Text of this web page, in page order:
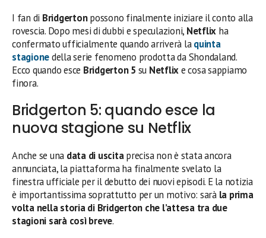
I fan di Bridgertonpossono finalmente iniziare il conto alla
rovescia. Dopo mesi di dubbi e speculazioni, Netflix ha
confermato ufficialmente quando arriverà laquinta
stagionedella serie fenomeno prodotta da Shondaland.
Ecco quando esce Bridgerton 5 su Netflixe cosa sappiamo
finora.
Bridgerton 5: quando esce la
nuova stagione su Netflix
Anche se una data di uscitaprecisa non è stata ancora
annunciata, la piattaforma ha finalmente svelato la
finestra ufficiale per il debutto dei nuovi episodi. E la notizia
è importantissima soprattutto per un motivo: sarà la prima
volta nella storia di Bridgerton che l’attesa tra due
stagioni sarà così breve.